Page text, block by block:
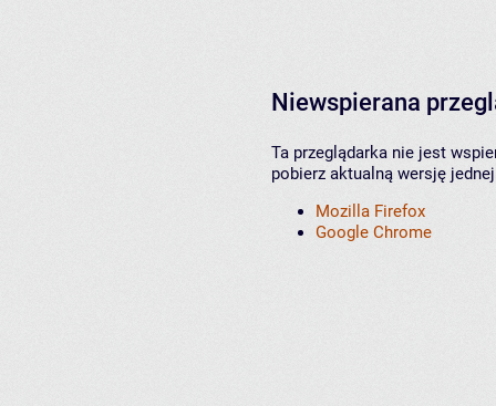
Niewspierana
Ta przeglądarka nie jest
pobierz aktualną wersję
Mozilla Firefox
Google Chrome